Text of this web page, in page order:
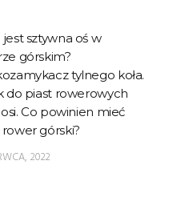
jest sztywna oś w
górskim?
tylnego koła.
do piast rowerowych
Co powinien mieć
górski?
2022